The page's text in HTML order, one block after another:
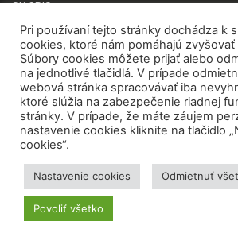
SK CRIS
CIP VVI
Koncepčné materiály
PODUJATIA NCP VAT
Veda v CENTRE
Vedecká cukráreň
Výstavy
Vedec roka SR
Týždeň vedy a techniky
Pri používaní tejto stránky dochádza k
cookies, ktoré nám pomáhajú zvyšovať
Súbory cookies môžete prijať alebo
na jednotlivé tlačidlá. V prípade
webová stránka spracovávať iba
ktoré slúžia na zabezpečenie riadnej
stránky. V prípade, že máte záujem
nastavenie cookies kliknite na tlačidlo
cookies“.
Nastavenie cookies Odmietnuť
Povoliť všetko